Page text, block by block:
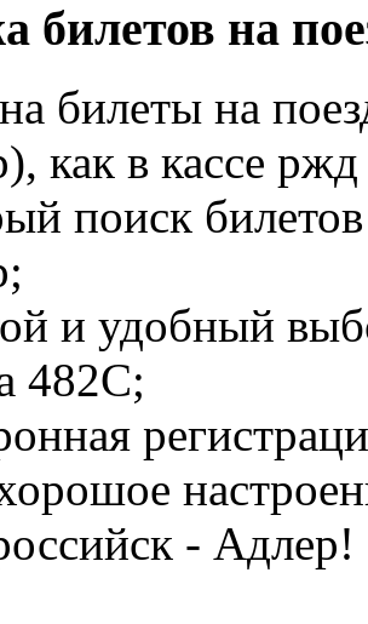
билетов на
билеты на
как в кассе ржд
поиск
и удобный
482С;
- Адлер!